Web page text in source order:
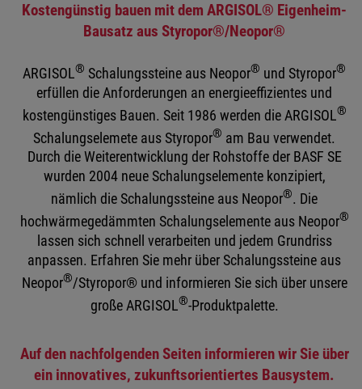
Kostengünstig bauen mit dem ARGISOL® Eigenheim-
Bausatz aus Styropor®/Neopor®
ARGISOL® Schalungssteine aus Neopor® und Styropor®
erfüllen die Anforderungen an energieeffizientes und
kostengünstiges Bauen. Seit 1986 werden die ARGISOL®
Schalungselemete aus Styropor® am Bau verwendet.
Durch die Weiterentwicklung der Rohstoffe der BASF SE
wurden 2004 neue Schalungselemente konzipiert,
nämlich die Schalungssteine aus Neopor®. Die
hochwärmegedämmten Schalungselemente aus Neopor®
lassen sich schnell verarbeiten und jedem Grundriss
anpassen. Erfahren Sie mehr über Schalungssteine aus
Neopor®/Styropor® und informieren Sie sich über unsere
große ARGISOL®-Produktpalette.
Auf den nachfolgenden Seiten informieren wir Sie über
ein innovatives, zukunftsorientiertes Bausystem.